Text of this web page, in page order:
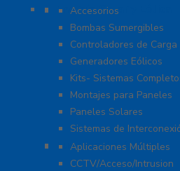
Energía Solar y Eólica
Accesorios
Bombas Sumergibles
Controladores de Carga
Generadores Eólicos
Kits- Sistemas
Montajes para Paneles
Paneles Solares
Sistemas de
Fuentes de Poder
Aplicaciones Múltiples
CCTV/Acceso/Intrusion